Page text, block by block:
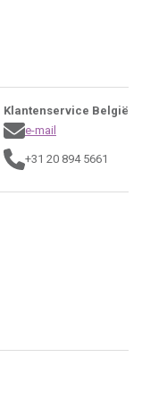
Klantenservice België
e-mail
+31 20 894 5661